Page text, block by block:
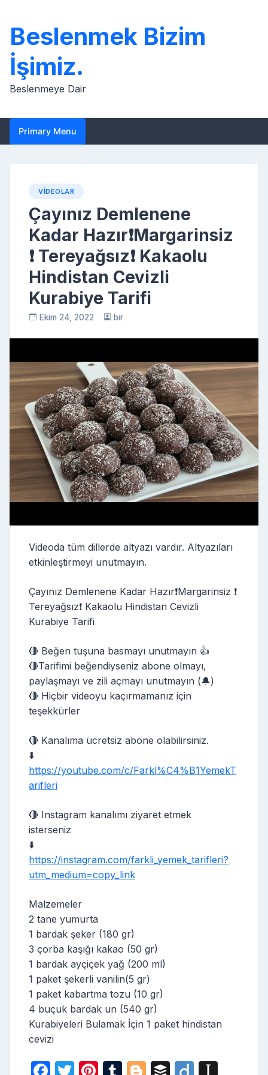
content
Beslenmek Bizim
İşimiz.
Beslenmeye Dair
Primary Menu
VIDEOLAR
Çayınız Demlenene
Kadar Hazır❗️Margarinsiz
❗️ Tereyağsız❗️ Kakaolu
Hindistan Cevizli
Kurabiye Tarifi
Ekim 24, 2022 bir
Videoda tüm dillerde altyazı vardır. Altyazıları
etkinleştirmeyi unutmayın.
Çayınız Demlenene Kadar Hazır❗️Margarinsiz ❗️
Tereyağsız❗️ Kakaolu Hindistan Cevizli
Kurabiye Tarifi
🔴 Beğen tuşuna basmayı unutmayın 👍
🔴Tarifimi beğendiyseniz abone olmayı,
paylaşmayı ve zili açmayı unutmayın (🔔)
🔴 Hiçbir videoyu kaçırmamanız için
teşekkürler
🔴 Kanalıma ücretsiz abone olabilirsiniz.
⬇️
https://youtube.com/c/Farkl%C4%B1YemekT
arifleri
🔴 Instagram kanalımı ziyaret etmek
isterseniz
⬇️
https://instagram.com/farkli_yemek_tarifleri?
utm_medium=copy_link
Malzemeler
2 tane yumurta
1 bardak şeker (180 gr)
3 çorba kaşığı kakao (50 gr)
1 bardak ayçiçek yağ (200 ml)
1 paket şekerli vanilin(5 gr)
1 paket kabartma tozu (10 gr)
4 buçuk bardak un (540 gr)
Kurabiyeleri Bulamak İçin 1 paket hindistan
cevizi